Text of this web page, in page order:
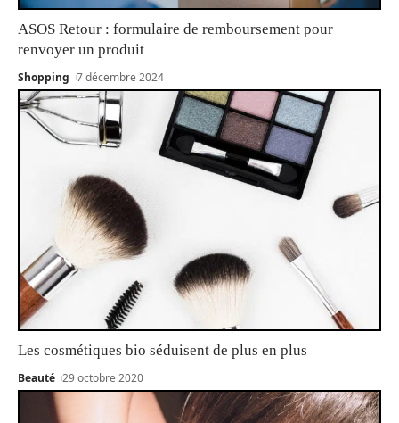
ASOS Retour : formulaire de remboursement pour
renvoyer un produit
Shopping 7 décembre 2024
Les cosmétiques bio séduisent de plus en plus
Beauté 29 octobre 2020